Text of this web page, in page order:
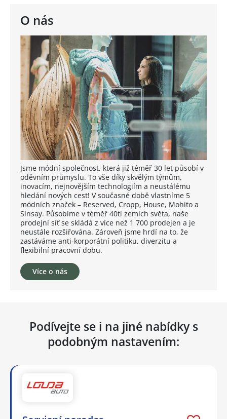
O nás
Jsme módní společnost, která již téměř 30 let působí v
oděvním průmyslu. To vše díky skvělým týmům,
inovacím, nejnovějším technologiím a neustálému
hledání nových cest! V současné době vlastníme 5
módních značek – Reserved, Cropp, House, Mohito a
Sinsay. Působíme v téměř 40ti zemích světa, naše
prodejní síť se skládá z více než 1 700 prodejen a je
neustále rozšiřována. Zároveň jsme hrdí na to, že
zastáváme anti-korporátní politiku, diverzitu a
flexibilní pracovní dobu.
Více o nás
Podívejte se i na jiné nabídky s
podobným nastavením: